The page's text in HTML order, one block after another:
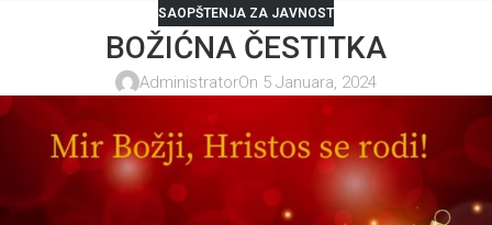
SAOPŠTENJA ZA JAVNOST
BOŽIĆNA ČESTITKA
AdministratorOn 5 Januara, 2024